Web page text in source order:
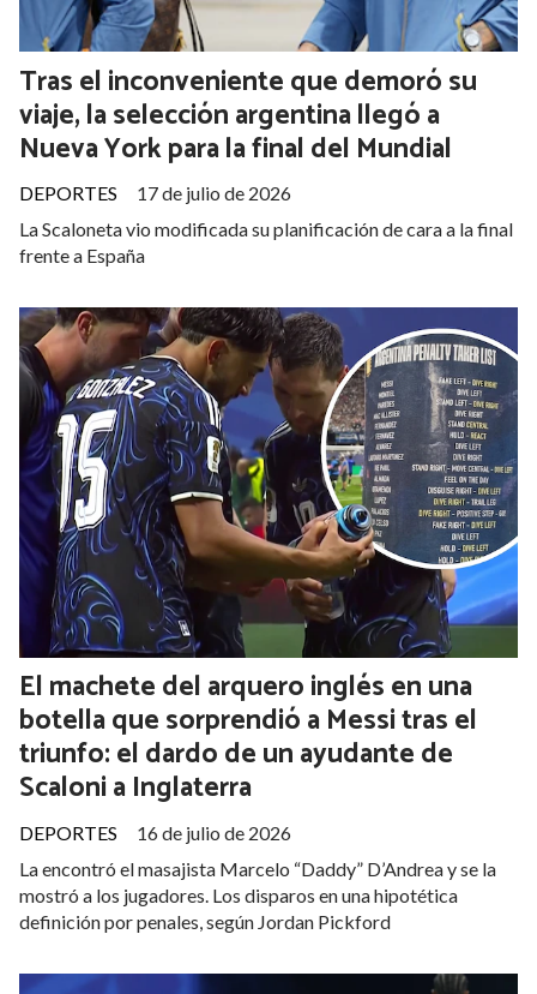
Tras el inconveniente que demoró su
viaje, la selección argentina llegó a
Nueva York para la final del Mundial
DEPORTES
17 de julio de 2026
La Scaloneta vio modificada su planificación de cara a la final
frente a España
El machete del arquero inglés en una
botella que sorprendió a Messi tras el
triunfo: el dardo de un ayudante de
Scaloni a Inglaterra
DEPORTES
16 de julio de 2026
La encontró el masajista Marcelo “Daddy” D’Andrea y se la
mostró a los jugadores. Los disparos en una hipotética
definición por penales, según Jordan Pickford